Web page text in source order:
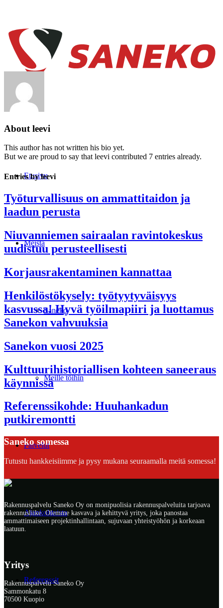
Etusivu
Meistä
Saneko
Meille töihin
Palvelut
Ajankohtaista
Referenssit
About leevi
This author has not written his bio yet.
But we are proud to say thatleevi contributed 7 entries already.
Entries by leevi
Työturvallisuus on ammattitaidon ja
laadun perusta
Niuvanniemen sairaalan ravintokeskus
uudistuu perusteellisesti
Korjausrakentaminen kannattaa
Henkilöstökysely: työtyytyväisyys
kasvussa! Hyvä työilmapiiri ja luottamus
Sanekon vahvuuksia
Sanekon vuosi 2025
Kulttuurihistoriallisen kohteen saneeraus
käynnissä
Referenssikohde: Huuhankadun
putkiremontti
Saneko somessa
Tutustu hankkeisiimme ja pysy mukana seuraamalla meitä somessa!
Rakennuspalvelu Saneko Oy on monipuolisia rakennuspalveluita tarjoava
rakennusliike. Olemme kasvava ja kehittyvä yritys, joka panostaa
ammattimaiseen projektinhallintaan, sujuvaan yhteistyöhön ja korkeaan
laatuun.
Yritys
Rakennuspalvelu Saneko Oy
Sammonkatu 8
70500 Kuopio